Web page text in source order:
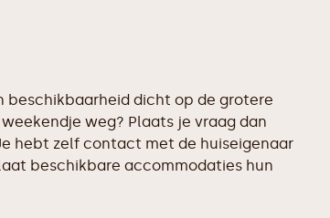
beschikbaarheid dicht op de grotere
weg? Plaats je vraag dan
hebt zelf contact met de huiseigenaar
beschikbare accommodaties hun